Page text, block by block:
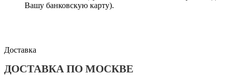
Вашу банковскую карту).
Доставка
ДОСТАВКА ПО МОСКВЕ